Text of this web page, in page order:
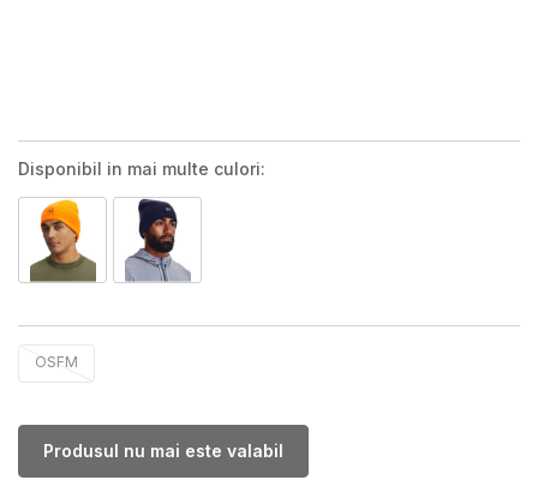
Disponibil in mai multe culori:
OSFM
Produsul nu mai este valabil